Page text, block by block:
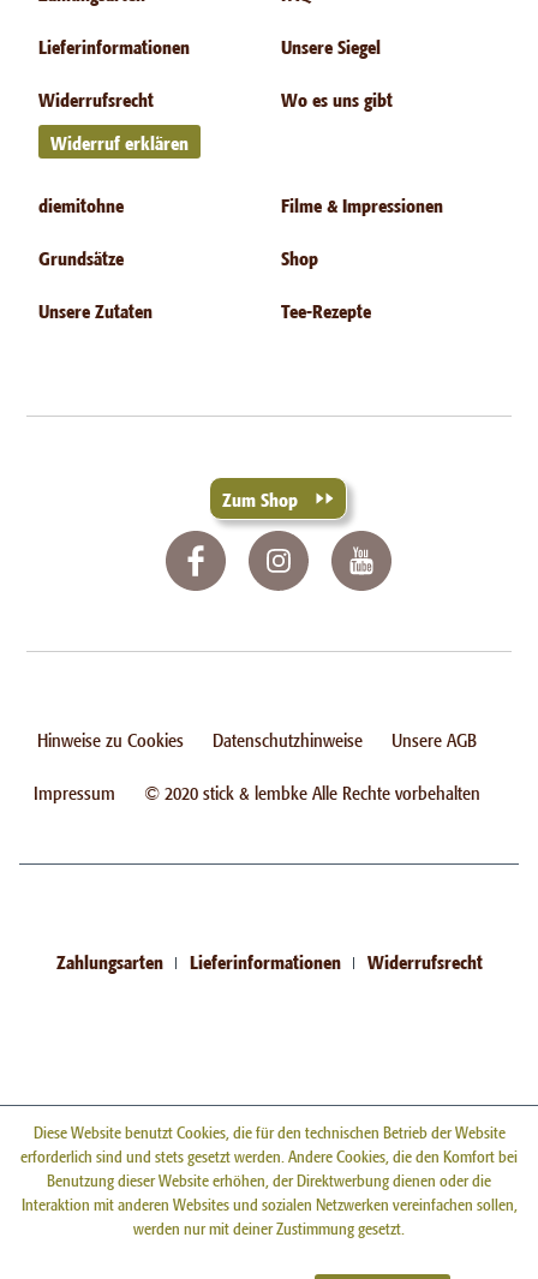
Lieferinformationen
Widerrufsrecht
Widerruf erklären
Unsere Siegel
Wo es uns gibt
diemitohne
Grundsätze
Unsere Zutaten
Filme & Impressionen
Shop
Tee-Rezepte
Zum Shop
Hinweise zu Cookies Datenschutzhinweise Unsere AGB
Impressum © 2020 stick & lembke Alle Rechte vorbehalten
Zahlungsarten Lieferinformationen Widerrufsrecht
Diese Website benutzt Cookies, die für den technischen Betrieb der Website
erforderlich sind und stets gesetzt werden. Andere Cookies, die den Komfort bei
Benutzung dieser Website erhöhen, der Direktwerbung dienen oder die
Interaktion mit anderen Websites und sozialen Netzwerken vereinfachen sollen,
werden nur mit deiner Zustimmung gesetzt.